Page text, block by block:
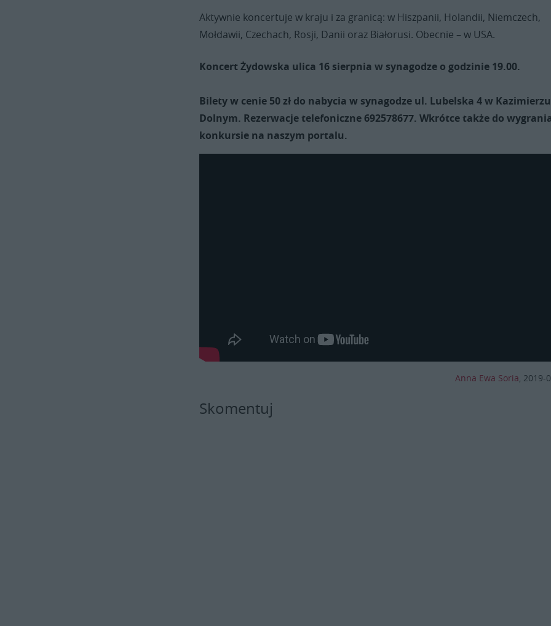
Aktywnie koncertuje w kraju i za granicą: w Hiszpanii, Holandii, Niemczech,
Mołdawii, Czechach, Rosji, Danii oraz Białorusi. Obecnie – w USA.
Koncert Żydowska ulica 16 sierpnia w synagodze o godzinie 19.00.
Bilety w cenie 50 zł do nabycia w synagodze ul. Lubelska 4 w Kazimierzu
Dolnym. Rezerwacje telefoniczne 692578677. Wkrótce także do
konkursie na naszym portalu.
Anna Ewa Soria 2019-
Skomentuj